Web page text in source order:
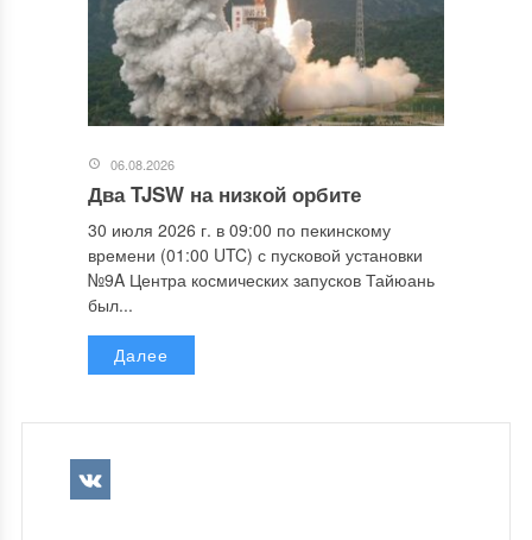
06.08.2026
Два TJSW на низкой орбите
30 июля 2026 г. в 09:00 по пекинскому
времени (01:00 UTC) с пусковой установки
№9A Центра космических запусков Тайюань
был...
Далее